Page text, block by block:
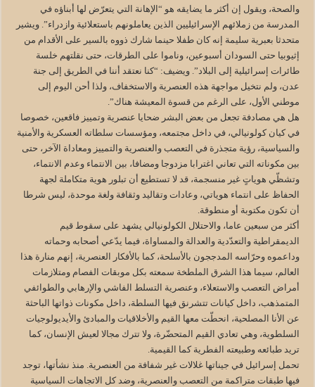
والصحة، ويقول إن أكثر ما يضايقه هو “الإهانة التي يتعرّض لها أبناؤه في
المدرسة من زملائهم الإسرائيليين الذين يعاملونهم باستعلائية وازدراء”. ويشير
متحدثا بعبرية سليمة إنه كان طفلا حينما شارك ذووه بالسير على الأقدام من
إثيوبيا حتى السودان أسبوعين، وناموا على الطرقات، حتى نقلتهم خلسة
طائرات إسرائيلية إلى البلاد”. ويضيف: “كنا نعتقد أننا في الطريق إلى جنة
عدن، ولم نتخيل مواجهة هذه العنصرية والاستخفاف، ولذا أحن اليوم إلى
موطني الأول، على الرغم من قسوة المعيشة هناك”.
هل هي مصادفة تجعل من بعض البشر ضحايا عنصرية وتمييز فاقعين، خصوصا
في كيان كولونيالي، في داخل مجتمعه، ومؤسسات سلطاته العسكرية والأمنية
والسياسية، رؤية متجذرة في التعصب والعنصرية والتمييز ومعاداة الآخر، حتى
بين مكوناته التي تعاني اغترابا مزدوجا ومضافا، بين الانتماء وعدم الانتماء،
وتشظّي هوياتٍ غير منسجمة، قد لا تستطيع أن تبلور هوية متكاملة لجهة
الحفاظ على انتماء هوياتي، وعادات وتقاليد وثقافة ولغة موحدة، ليس شرطا
أن تكون مكتوبة أو منطوقة.
أكثر من سبعين عاما، والاحتلال الكولونيالي يشهد على سقوط قيم
الديمقراطية والتعدّدية والعدالة والمساواة، فيما يدّعي أصحابه وحماته
وداعموه وحرّاسه المدججون بالأسلحة، كما بالأفكار العنصرية، إنهم منارة هذا
العالم، سيما هذا الشرق الملطخة سمعته بكل موبقات الفصام ومتلازمات
أمراض التعصب والاستعلاء، وعنصرية التسلط الفاشي والإرهابي والطوائفي
المتمذهب، داخل كيانات تتشرنق فيها السلطة، داخل مكونات ذواتها الباحثة
عن الأنا المصلحية، انحطّت معها القيم والأخلاقيات والمبادئ والأيديولوجيات
السلطوية، وهي تعادي القيم المتحضّرة، ولا تترك مجالا لعيش الإنسان، كما
تريد طبائعه وطبيعته الفطرية كما القيمية.
تحمل إسرائيل في جيناتها غلالات غير شفافة من العنصرية. منذ نشأتها، توجد
فيها طبقات متراكمة من التعصب والعنصرية، وضد كل الاتجاهات السياسية